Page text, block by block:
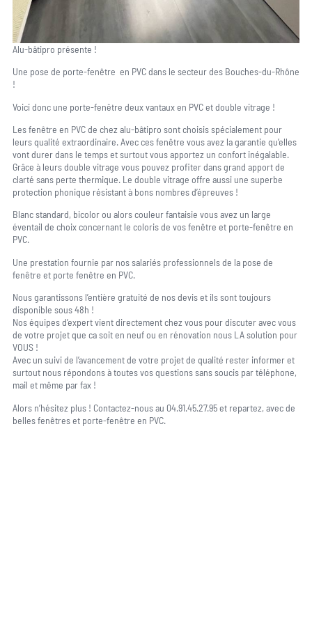
Alu-bâtipro présente !
Une pose de porte-fenêtre en PVC dans le secteur des Bouches-du-Rhône
!
Voici donc une porte-fenêtre deux vantaux en PVC et double vitrage !
Les fenêtre en PVC de chez alu-bâtipro sont choisis spécialement pour
leurs qualité extraordinaire. Avec ces fenêtre vous avez la garantie qu’elles
vont durer dans le temps et surtout vous apportez un confort inégalable.
Grâce à leurs double vitrage vous pouvez profiter dans grand apport de
clarté sans perte thermique. Le double vitrage offre aussi une superbe
protection phonique résistant à bons nombres d’épreuves !
Blanc standard, bicolor ou alors couleur fantaisie vous avez un large
éventail de choix concernant le coloris de vos fenêtre et porte-fenêtre en
PVC.
Une prestation fournie par nos salariés professionnels de la pose de
fenêtre et porte fenêtre en PVC.
Nous garantissons l’entière gratuité de nos devis et ils sont toujours
disponible sous 48h !
Nos équipes d’expert vient directement chez vous pour discuter avec vous
de votre projet que ca soit en neuf ou en rénovation nous LA solution pour
VOUS !
Avec un suivi de l’avancement de votre projet de qualité rester informer et
surtout nous répondons à toutes vos questions sans soucis par téléphone,
mail et même par fax !
Alors n’hésitez plus ! Contactez-nous au 04.91.45.27.95 et repartez, avec de
belles fenêtres et porte-fenêtre en PVC.